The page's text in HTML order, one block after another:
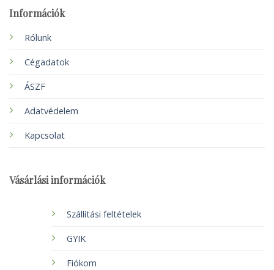
Információk
Rólunk
Cégadatok
ÁSZF
Adatvédelem
Kapcsolat
Vásárlási információk
Szállítási feltételek
GYIK
Fiókom